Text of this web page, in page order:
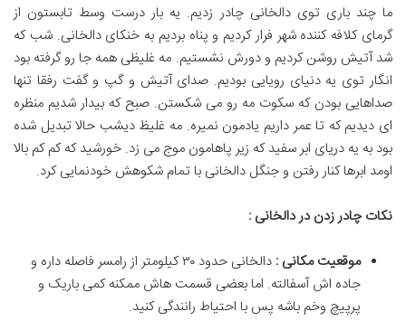
ما چند باری توی دالخانی چادر زدیم. یه بار درست وسط تابستون از
گرمای کلافه کننده شهر فرار کردیم و پناه بردیم به خنکای دالخانی. شب که
شد آتیش روشن کردیم و دورش نشستیم. مه غلیظی همه جا رو گرفته بود
انگار توی یه دنیای رویایی بودیم. صدای آتیش و گپ و گفت رفقا تنها
صداهایی بودن که سکوت مه رو می شکستن. صبح که بیدار شدیم منظره
ای دیدیم که تا عمر داریم یادمون نمیره. مه غلیظ دیشب حالا تبدیل شده
بود به یه دریای ابر سفید که زیر پاهامون موج می زد. خورشید که کم کم بالا
اومد ابرها کنار رفتن و جنگل دالخانی با تمام شکوهش خودنمایی کرد.
نکات چادر زدن در دالخانی :
موقعیت مکانی :
دالخانی حدود ۳۰ کیلومتر از رامسر فاصله داره و
جاده اش آسفالته. اما بعضی قسمت هاش ممکنه کمی باریک و
پرپیچ وخم باشه پس با احتیاط رانندگی کنید.